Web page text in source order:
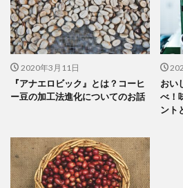
2020年3月11日
『アナエロビック』とは？コーヒ
ー豆の加工法進化についてのお話
おい
べ！
ント